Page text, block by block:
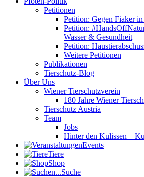
Petitionen
Petition: Gegen Fiaker
Petition:
Wasser & Gesundheit
Petition:
Weitere Petitionen
Publikationen
Tierschutz-Blog
Über Uns
Wiener Tierschutzverein
180 Jahre Wiener
Tierschutz Austria
Team
Jobs
Hinter den Kulissen –
Events
Tiere
Shop
Suche